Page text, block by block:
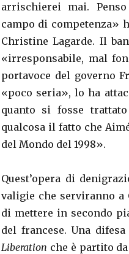
arrischierei mai.
campo di competenza»
Christine Lagarde. Il
«irresponsabile, mal
portavoce del governo
«poco seria», lo ha
quanto si fosse
qualcosa il fatto che
del Mondo del 1998».
Quest’opera di
valigie che serviranno
di mettere in secondo
del francese. Una
Liberation che è partito